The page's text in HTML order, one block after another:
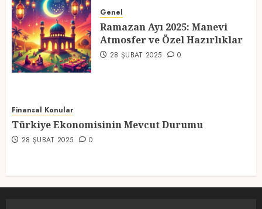
5
Atmosfer ve Özel Hazırlıklar
28 ŞUBAT 2025 0
Genel
Ramazan Ayı 2025: Manevi
Atmosfer ve Özel Hazırlıklar
28 ŞUBAT 2025 0
Finansal Konular
Türkiye Ekonomisinin Mevcut Durumu
28 ŞUBAT 2025 0